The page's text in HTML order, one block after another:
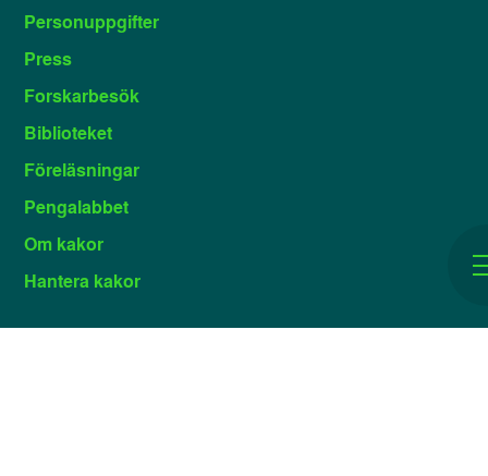
Personuppgifter
Press
Forskarbesök
Biblioteket
Föreläsningar
Pengalabbet
Om kakor
Hantera kakor